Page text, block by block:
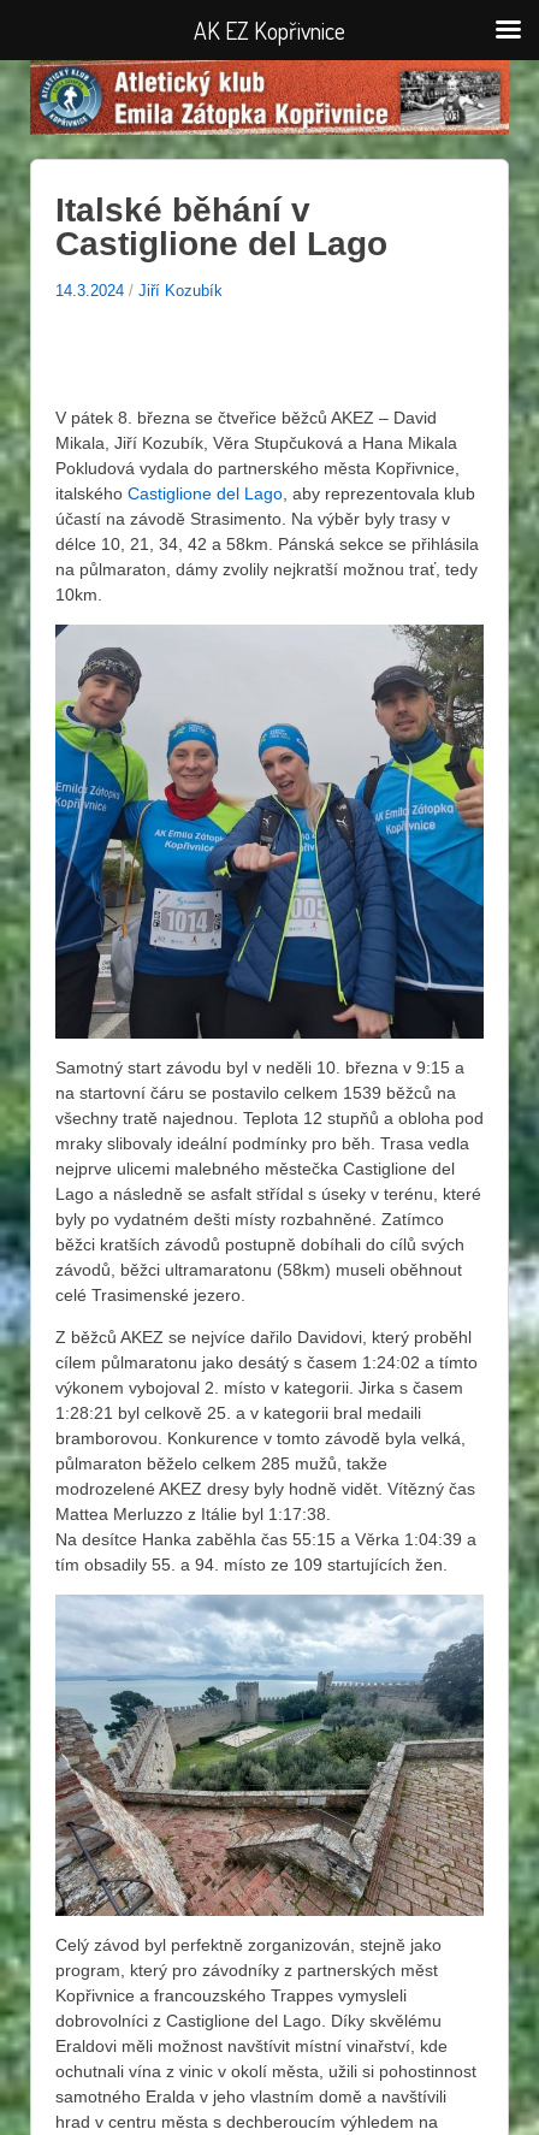
Italské běhání v
Castiglione del Lago
14.3.2024 / Jiří Kozubík
V pátek 8. března se čtveřice běžců AKEZ – David
Mikala, Jiří Kozubík, Věra Stupčuková a Hana Mikala
Pokludová vydala do partnerského města Kopřivnice,
italského Castiglione del Lago , aby reprezentovala klub
účastí na závodě Strasimento. Na výběr byly trasy v
délce 10, 21, 34, 42 a 58km. Pánská sekce se přihlásila
na půlmaraton, dámy zvolily nejkratší možnou trať, tedy
10km.
Samotný start závodu byl v neděli 10. března v 9:15 a
na startovní čáru se postavilo celkem 1539 běžců na
všechny tratě najednou. Teplota 12 stupňů a obloha pod
mraky slibovaly ideální podmínky pro běh. Trasa vedla
nejprve ulicemi malebného městečka Castiglione del
Lago a následně se asfalt střídal s úseky v terénu, které
byly po vydatném dešti místy rozbahněné. Zatímco
běžci kratších závodů postupně dobíhali do cílů svých
závodů, běžci ultramaratonu (58km) museli oběhnout
celé Trasimenské jezero.
Z běžců AKEZ se nejvíce dařilo Davidovi, který proběhl
cílem půlmaratonu jako desátý s časem 1:24:02 a tímto
výkonem vybojoval 2. místo v kategorii. Jirka s časem
1:28:21 byl celkově 25. a v kategorii bral medaili
bramborovou. Konkurence v tomto závodě byla velká,
půlmaraton běželo celkem 285 mužů, takže
modrozelené AKEZ dresy byly hodně vidět. Vítězný čas
Mattea Merluzzo z Itálie byl 1:17:38.
Na desítce Hanka zaběhla čas 55:15 a Věrka 1:04:39 a
tím obsadily 55. a 94. místo ze 109 startujících žen.
Celý závod byl perfektně zorganizován, stejně jako
program, který pro závodníky z partnerských měst
Kopřivnice a francouzského Trappes vymysleli
dobrovolníci z Castiglione del Lago. Díky skvělému
Eraldovi měli možnost navštívit místní vinařství, kde
ochutnali vína z vinic v okolí města, užili si pohostinnost
samotného Eralda v jeho vlastním domě a navštívili
hrad v centru města s dechberoucím výhledem na
AK EZ Kopřivnice